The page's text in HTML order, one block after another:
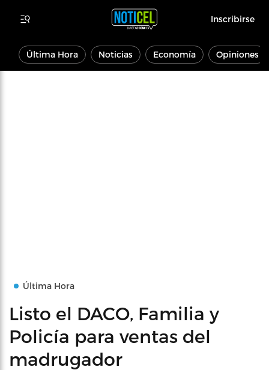
Inscribirse
Última Hora Noticias Economía Opiniones
Última Hora
Listo el DACO, Familia y
Policía para ventas del
madrugador